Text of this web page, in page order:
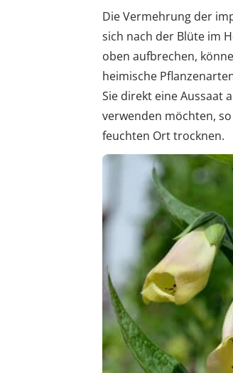
Die Vermehrung der
sich nach der Blüte im
oben aufbrechen,
heimische
Sie direkt eine Aussaat
verwenden möchten,
feuchten Ort trocknen.